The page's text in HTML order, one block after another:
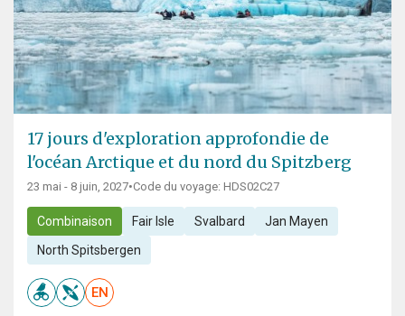
17 jours d'exploration approfondie de
l'océan Arctique et du nord du Spitzberg
23 mai - 8 juin, 2027•Code du voyage: HDS02C27
Combinaison Fair Isle Svalbard Jan Mayen
North Spitsbergen
EN